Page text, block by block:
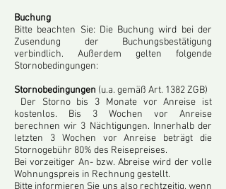
Buchung
Bitte beachten Sie: Die Buchung wird bei der
Zusendung der Buchungsbestätigung
verbindlich. Außerdem gelten folgende
Stornobedingungen:
Stornobedingungen (u.a. gemäß Art. 1382 ZGB)
Der Storno bis 3 Monate vor Anreise ist
kostenlos. Bis 3 Wochen vor Anreise
berechnen wir 3 Nächtigungen. Innerhalb der
letzten 3 Wochen vor Anreise beträgt die
Stornogebühr 80% des Reisepreises.
Bei vorzeitiger An- bzw. Abreise wird der volle
Wohnungspreis in Rechnung gestellt.
Bitte informieren Sie uns also rechtzeitig, wenn